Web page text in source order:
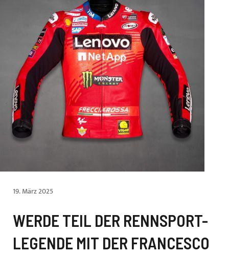
19. März 2025
WERDE TEIL DER RENNSPORT-
LEGENDE MIT DER FRANCESCO